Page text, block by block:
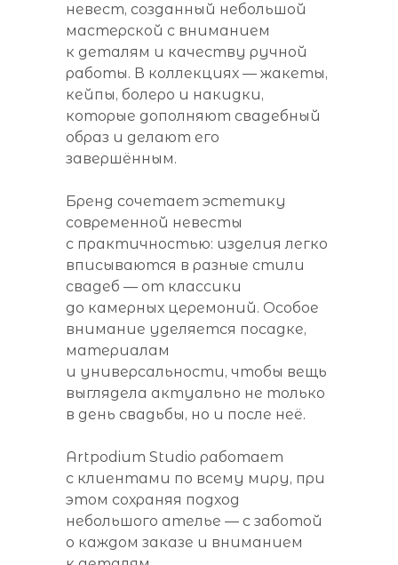
невест, созданный небольшой
мастерской с вниманием
к деталям и качеству ручной
работы. В коллекциях — жакеты,
кейпы, болеро и накидки,
которые дополняют свадебный
образ и делают его
завершённым.
Бренд сочетает эстетику
современной невесты
с практичностью: изделия легко
вписываются в разные стили
свадеб — от классики
до камерных церемоний. Особое
внимание уделяется посадке,
материалам
и универсальности, чтобы вещь
выглядела актуально не только
в день свадьбы, но и после неё.
Artpodium Studio работает
с клиентами по всему миру, при
этом сохраняя подход
небольшого ателье — с заботой
о каждом заказе и вниманием